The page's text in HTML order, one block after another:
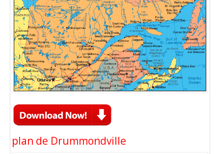
plan de Drummondville